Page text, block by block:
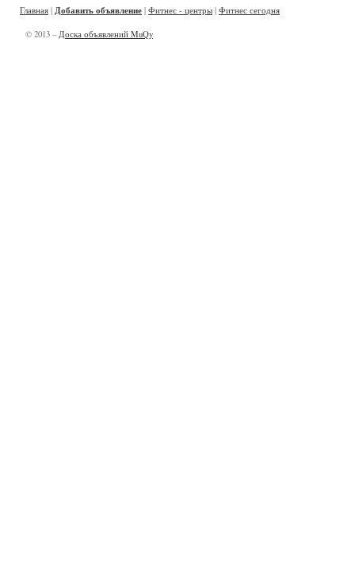
Главная | Добавить объявление | Фитнес - центры | Фитнес сегодня
© 2013 –Доска объявлений MuQy